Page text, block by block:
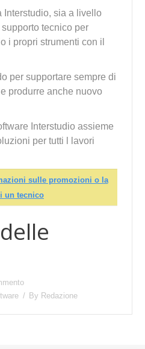
Interstudio, sia a livello
tecnico per
i propri strumenti con il
per supportare sempre di
produrre anche nuovo
Interstudio assieme
per tutti l lavori
sulle promozioni o la
un tecnico
By Redazione